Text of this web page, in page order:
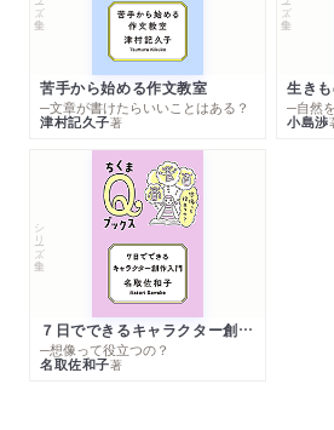
苦手から始める作文教室
─文章が書けたらいいことはある？
津村記久子著
生き
小島渉
シリーズ・全集
７日でできるキャラクター創作入門
─想像って役立つの？
名取佐和子著